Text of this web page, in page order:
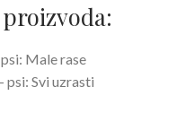
Male rase
psi: Svi uzrasti